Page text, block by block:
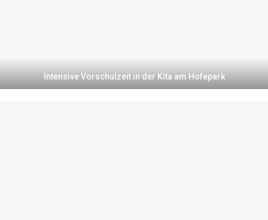
Intensive Vorschulzeit in der Kita am Hofepark